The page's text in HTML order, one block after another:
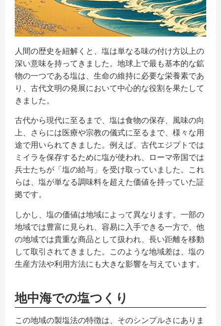
人間の歴史を紐解くと、塩は単なる味の付け方以上の
深い意味を持ってきました。地球上で最も基本的な鉱
物の一つである塩は、生命の維持に必要な栄養素であ
り、古代文明の発展において中心的な役割を果たして
きました。
古代から現代に至るまで、塩は食物の保存、風味の向
上、さらには医療や宗教の儀式に至るまで、様々な用
途で用いられてきました。例えば、古代エジプトでは
ミイラを保存するために塩が使われ、ローマ帝国では
兵士たちが「塩の給与」を受け取っていました。これ
らは、塩が単なる調味料を超えた価値を持っていた証
拠です。
しかし、塩の価値は地域によって異なります。一部の
地域では豊富に見られ、容易に入手できる一方で、他
の地域では貴重な商品として扱われ、長い距離を移動
して取引されてきました。このような地域差は、塩の
生産方法や利用方法にも大きな影響を与えています。
地中海での塩つくり
この地域の製塩法の特徴は、そのシンプルさにありま
特集記事
記事一覧
商品一覧
お問い合わせ